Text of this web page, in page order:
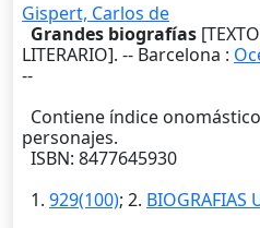
Gispert, Carlos de
Grandes biografías
LITERARIO]. -- Barcelona :
--
Contiene índice
personajes.
ISBN: 8477645930
1. 929(100); 2. BIOGRAFIAS